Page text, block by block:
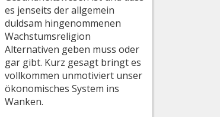
es jenseits der allgemein
duldsam hingenommenen
Wachstumsreligion
Alternativen geben muss oder
gar gibt. Kurz gesagt bringt es
vollkommen unmotiviert unser
ökonomisches System ins
Wanken.